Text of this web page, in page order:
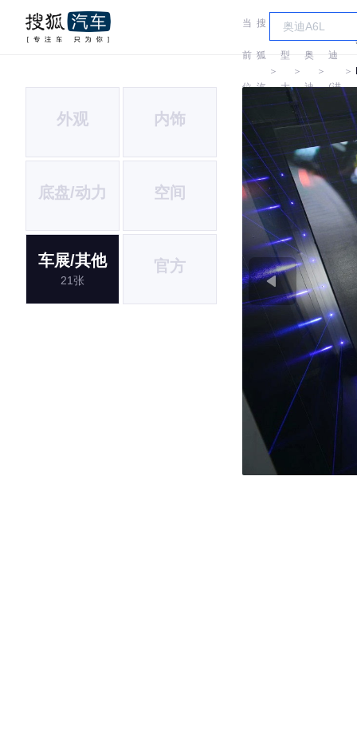
当
前
位
置:
搜
狐
汽
＞
车
型
大
＞
奥
迪
＞
迪
(进
口)
＞
外观 内饰
底盘/动力 空间
车展/其他
21张
官方